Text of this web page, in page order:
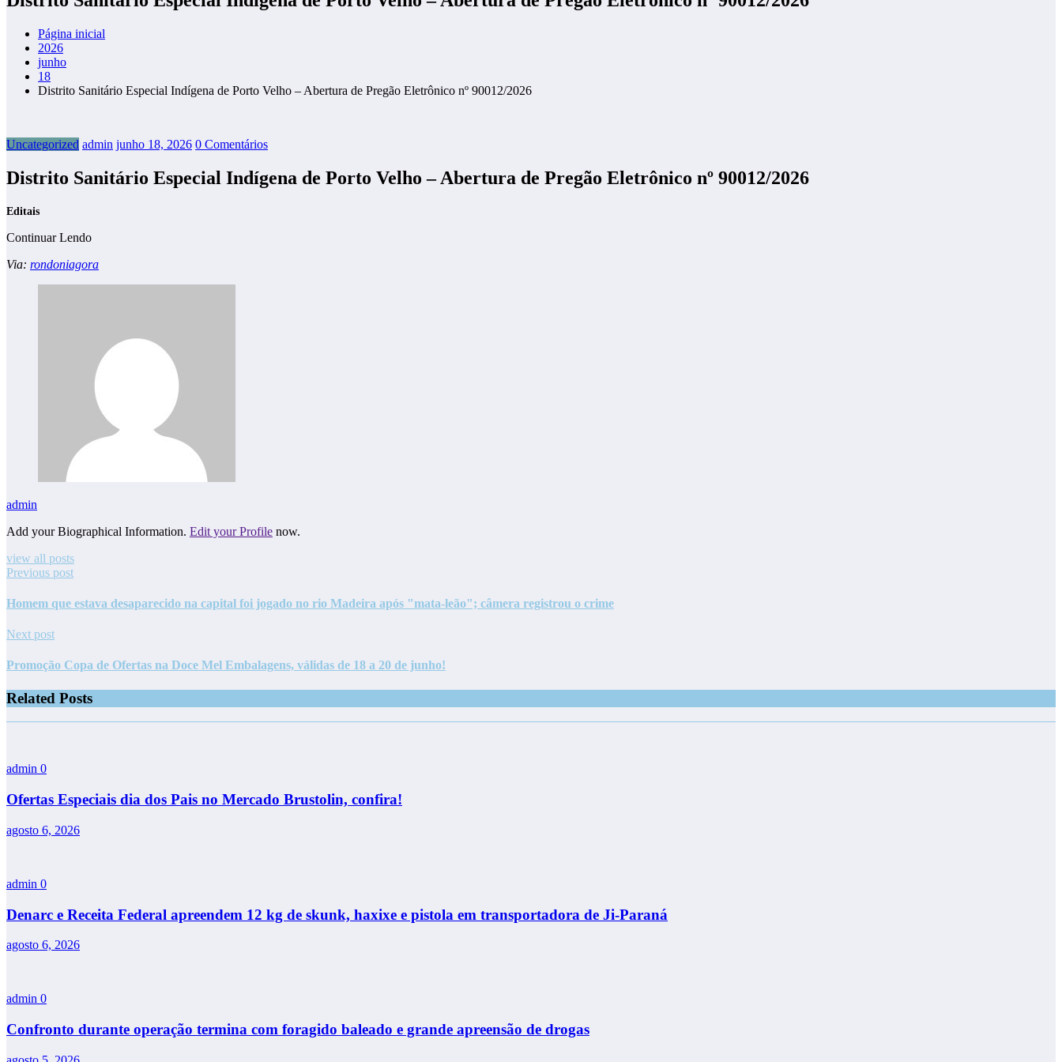
Página inicial
2026
junho
18
Distrito Sanitário Especial Indígena de Porto Velho – Abertura de Pregão Eletrônico nº 90012/2026
Uncategorized admin junho 18, 2026 0 Comentários
Distrito Sanitário Especial Indígena de Porto Velho – Abertura de Pregão Eletrônico nº 90012/2026
Editais
Continuar Lendo
Via: rondoniagora
admin
Add your Biographical Information. Edit your Profile now.
view all posts
Previous post
Homem que estava desaparecido na capital foi jogado no rio Madeira após "mata-leão"; câmera registrou o crime
Next post
Promoção Copa de Ofertas na Doce Mel Embalagens, válidas de 18 a 20 de junho!
Related Posts
admin 0
Ofertas Especiais dia dos Pais no Mercado Brustolin, confira!
agosto 6, 2026
admin 0
Denarc e Receita Federal apreendem 12 kg de skunk, haxixe e pistola em transportadora de Ji-Paraná
agosto 6, 2026
admin 0
Confronto durante operação termina com foragido baleado e grande apreensão de drogas